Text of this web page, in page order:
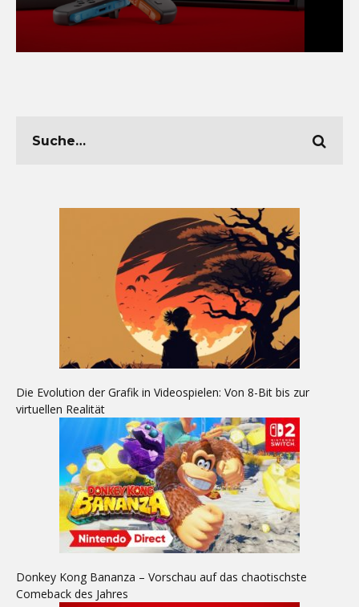
Die Evolution der Grafik in Videospielen: Von 8-Bit bis zur
virtuellen Realität
Donkey Kong Bananza – Vorschau auf das chaotischste
Comeback des Jahres